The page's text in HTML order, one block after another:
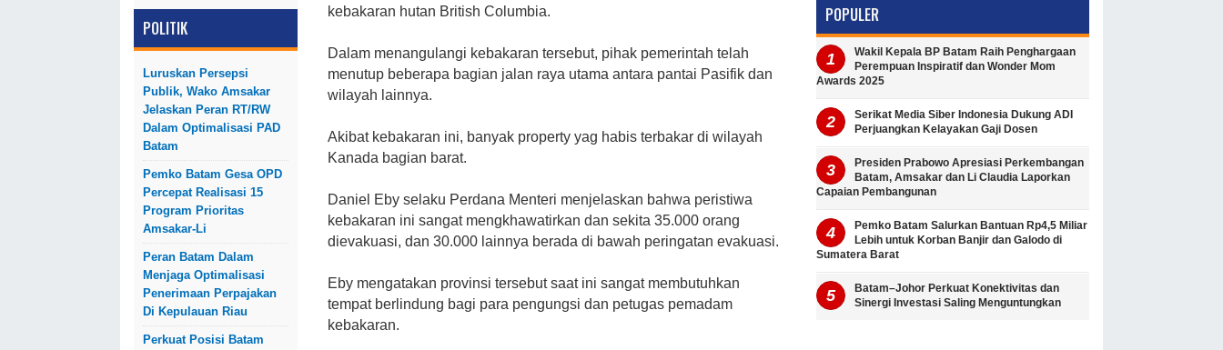
POLITIK
Luruskan Persepsi
Publik, Wako Amsakar
Jelaskan Peran RT/RW
Dalam Optimalisasi PAD
Batam
Pemko Batam Gesa OPD
Percepat Realisasi 15
Program Prioritas
Amsakar-Li
Peran Batam Dalam
Menjaga Optimalisasi
Penerimaan Perpajakan
Di Kepulauan Riau
Perkuat Posisi Batam
kebakaran hutan British Columbia.
Dalam menangulangi kebakaran tersebut, pihak pemerintah telah
menutup beberapa bagian jalan raya utama antara pantai Pasifik dan
wilayah lainnya.
Akibat kebakaran ini, banyak property yag habis terbakar di wilayah
Kanada bagian barat.
Daniel Eby selaku Perdana Menteri menjelaskan bahwa peristiwa
kebakaran ini sangat mengkhawatirkan dan sekita 35.000 orang
dievakuasi, dan 30.000 lainnya berada di bawah peringatan evakuasi.
Eby mengatakan provinsi tersebut saat ini sangat membutuhkan
tempat berlindung bagi para pengungsi dan petugas pemadam
kebakaran.
POPULER
Wakil Kepala BP Batam Raih Penghargaan
Perempuan Inspiratif dan Wonder Mom
Awards 2025
Serikat Media Siber Indonesia Dukung ADI
Perjuangkan Kelayakan Gaji Dosen
Presiden Prabowo Apresiasi Perkembangan
Batam, Amsakar dan Li Claudia Laporkan
Capaian Pembangunan
Pemko Batam Salurkan Bantuan Rp4,5 Miliar
Lebih untuk Korban Banjir dan Galodo di
Sumatera Barat
Batam–Johor Perkuat Konektivitas dan
Sinergi Investasi Saling Menguntungkan